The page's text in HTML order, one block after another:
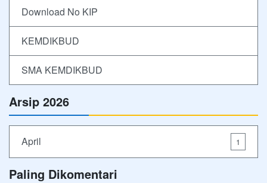
Download No KIP
KEMDIKBUD
SMA KEMDIKBUD
Arsip 2026
April 1
Paling Dikomentari